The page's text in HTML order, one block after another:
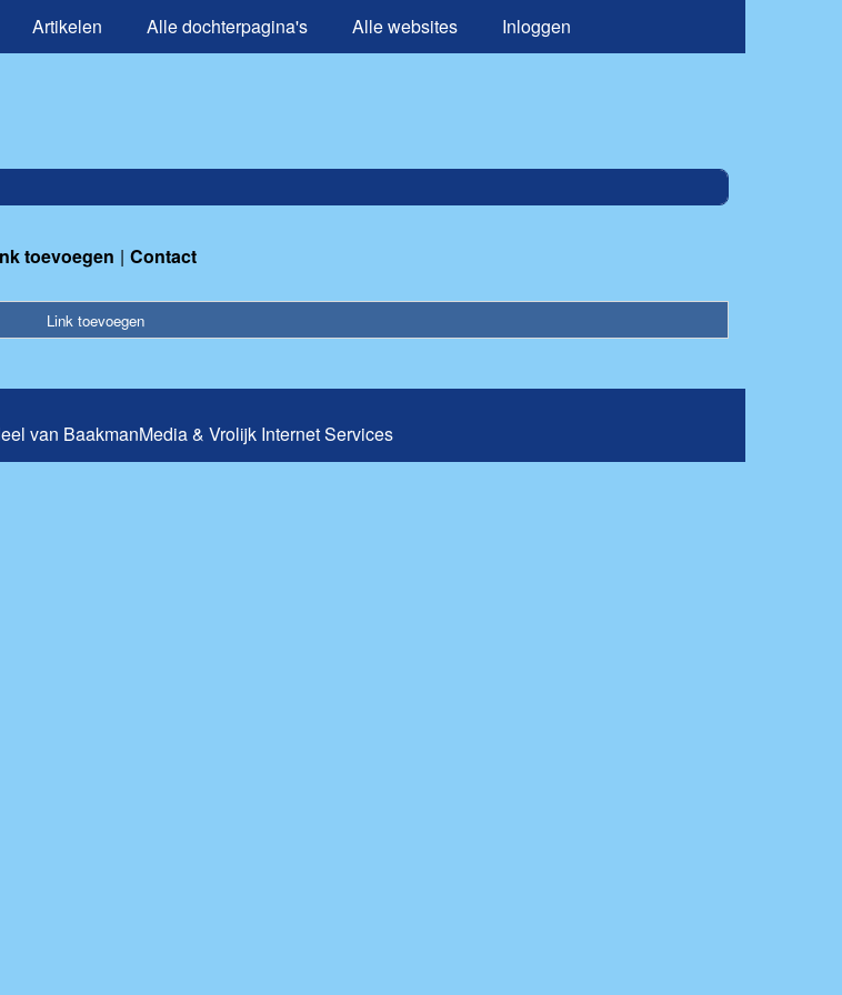
Artikelen Alle dochterpagina's Alle websites Inloggen
toevoegen Contact
Link toevoegen
van BaakmanMedia& Vrolijk Internet Services